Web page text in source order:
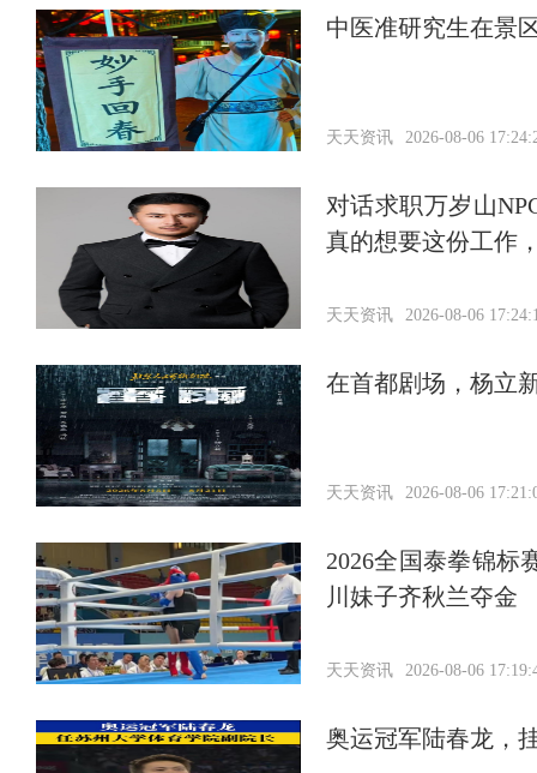
中医准研究生在景
天天资讯 2026-08-06
对话求职万岁山
真的想要这份工作
天天资讯 2026-08-06
在首都剧场，杨立
天天资讯 2026-08-06
2026全国泰拳锦标
川妹子齐秋兰夺金
天天资讯 2026-08-06
奥运冠军陆春龙，